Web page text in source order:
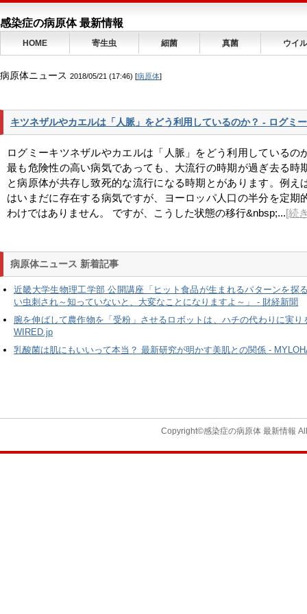
感染症の病原体 最新情報
HOME 寄生虫 細菌 真菌 ウイ
病原体ニュース 2018/05/21 (17:46) [病原体]
キツネザルやカエルは「人脈」をどう利用しているのか？ - ログミー
ログミーキツネザルやカエルは「人脈」をどう利用しているの
最も危険性の高い病気であっても、大流行の時期が過ぎ去る時
と病原体が共存し致死的な流行になる時期とがあります。例え
はいまだに存在する病気ですが、ヨーロッパ人口の半分を定期
わけではありません。 ですが、こうした状態の移行&nbsp;...[続
病原体ニュース 新着記事
近畿大学生物理工学部 公開講座「ヒット食品が生まれるパターンを探
い虫刺され～知っていないと、大変なことになりますよ～」 - 財経新聞
腕を伸ばして農作物を「受粉」させるロボットは、ハチの代わりに実り
WIRED.jp
乳酸菌は肌にもいいって本当？ 最新研究が明かす美肌との関係 -
Copyright©感染症の病原体 最新情報